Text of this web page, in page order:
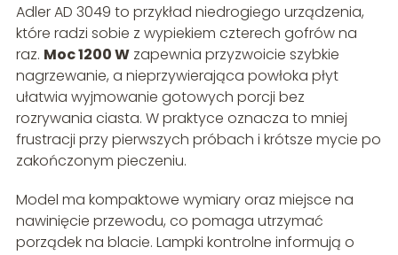
Adler AD 3049 to przykład niedrogiego urządzenia,
które radzi sobie z wypiekiem czterech gofrów na
raz. Moc 1200 Wzapewnia przyzwoicie szybkie
nagrzewanie, a nieprzywierająca powłoka płyt
ułatwia wyjmowanie gotowych porcji bez
rozrywania ciasta. W praktyce oznacza to mniej
frustracji przy pierwszych próbach i krótsze mycie po
zakończonym pieczeniu.
Model ma kompaktowe wymiary oraz miejsce na
nawinięcie przewodu, co pomaga utrzymać
porządek na blacie. Lampki kontrolne informują o